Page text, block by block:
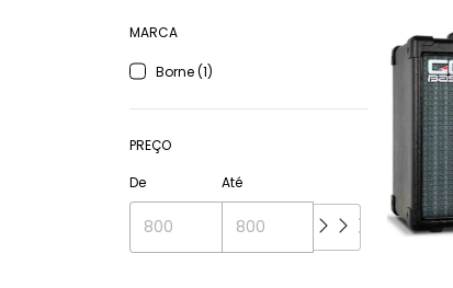
MARCA
Borne (1)
PREÇO
De
Até